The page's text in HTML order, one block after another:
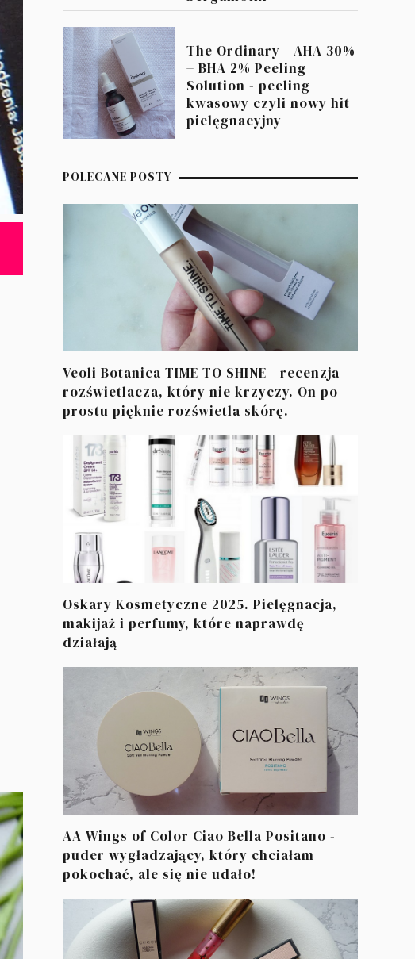
The Ordinary - AHA 30%
+ BHA 2% Peeling
Solution - peeling
kwasowy czyli nowy hit
pielęgnacyjny
POLECANE POSTY
Veoli Botanica TIME TO SHINE - recenzja
rozświetlacza, który nie krzyczy. On po
prostu pięknie rozświetla skórę.
Oskary Kosmetyczne 2025. Pielęgnacja,
makijaż i perfumy, które naprawdę
działają
AA Wings of Color Ciao Bella Positano -
puder wygładzający, który chciałam
pokochać, ale się nie udało!